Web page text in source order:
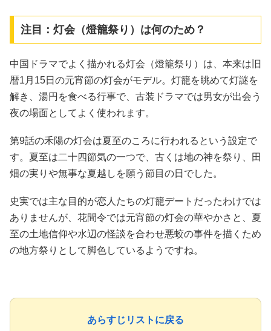
注目：灯会（燈籠祭り）は何のため？
中国ドラマでよく描かれる灯会（燈籠祭り）は、本来は旧
暦1月15日の元宵節の灯会がモデル。灯籠を眺めて灯謎を
解き、湯円を食べる行事で、古装ドラマでは男女が出会う
夜の場面としてよく使われます。
第9話の禾陽の灯会は夏至のころに行われるという設定で
す。夏至は二十四節気の一つで、古くは地の神を祭り、田
畑の実りや無事な夏越しを願う節目の日でした。
史実では主な目的が恋人たちの灯籠デートだったわけでは
ありませんが、花間令では元宵節の灯会の華やかさと、夏
至の土地信仰や水辺の怪談を合わせ悪蛟の事件を描くため
の地方祭りとして脚色しているようですね。
あらすじリストに戻る